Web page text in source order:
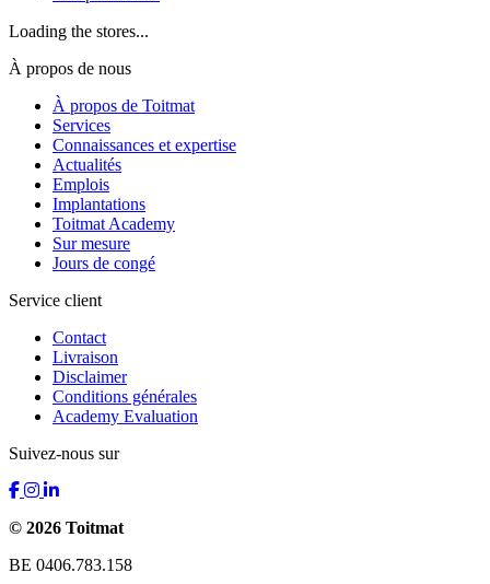
Loading the stores...
À propos de nous
À propos de Toitmat
Services
Connaissances et expertise
Actualités
Emplois
Implantations
Toitmat Academy
Sur mesure
Jours de congé
Service client
Contact
Livraison
Disclaimer
Conditions générales
Academy Evaluation
Suivez-nous sur
© 2026 Toitmat
BE 0406.783.158